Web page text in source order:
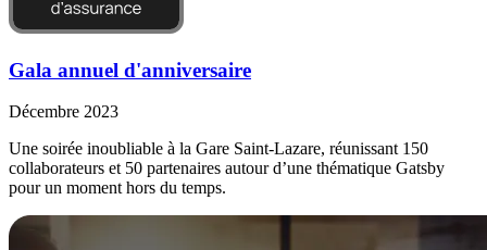
Gala annuel d'anniversaire
Décembre 2023
Une soirée inoubliable à la Gare Saint-Lazare, réunissant 150
collaborateurs et 50 partenaires autour d’une thématique Gatsby
pour un moment hors du temps.